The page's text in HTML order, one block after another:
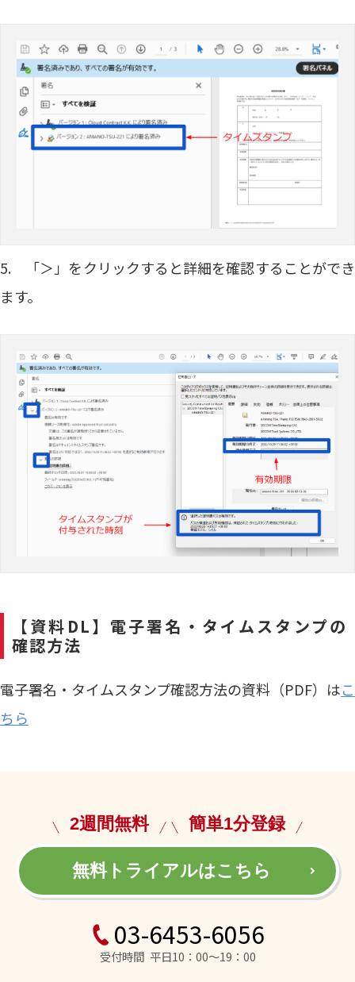
5. 「＞」をクリックすると詳細を確認することができ
ます。
【資料DL】電子署名・タイムスタンプの
確認方法
電子署名・タイムスタンプ確認方法の資料（PDF）はこ
ちら
2週間無料 簡単1分登録
無料トライアルはこちら
03-6453-6056
受付時間 平日10：00～19：00